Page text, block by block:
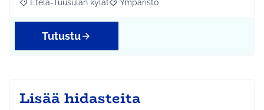
Rajaa tulokset aihepiirin mukaan: Etelä-Tuusulan kylät
Etelä-Tuusulan kylät Rajaa tulokset teeman mukaan:
Ympäristö
Tutustu
Lisää hidasteita